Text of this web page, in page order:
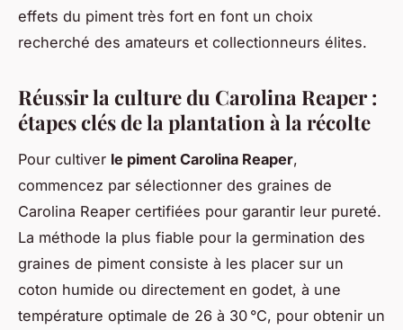
effets du piment très fort en font un choix
recherché des amateurs et collectionneurs élites.
Réussir la culture du Carolina Reaper :
étapes clés de la plantation à la récolte
Pour cultiver le piment Carolina Reaper,
commencez par sélectionner des graines de
Carolina Reaper certifiées pour garantir leur pureté.
La méthode la plus fiable pour la germination des
graines de piment consiste à les placer sur un
coton humide ou directement en godet, à une
température optimale de 26 à 30 °C, pour obtenir un